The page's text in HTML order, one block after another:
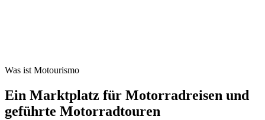
Was ist Motourismo
Ein Marktplatz für Motorradreisen und
geführte Motorradtouren